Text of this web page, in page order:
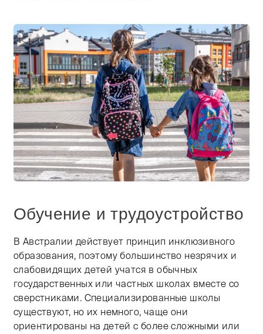
Обучение и трудоустройство
В Австралии действует принцип инклюзивного
образования, поэтому большинство незрячих и
слабовидящих детей учатся в обычных
государственных или частных школах вместе со
сверстниками. Специализированные школы
существуют, но их немного, чаще они
ориентированы на детей с более сложными или